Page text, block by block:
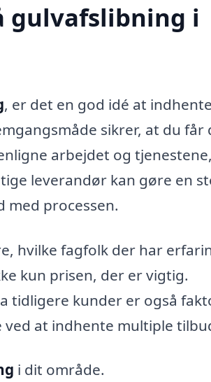
gulvafslibning i
, er det en god idé at
sikrer, at du får
arbejdet og
leverandør kan gøre en
med processen.
hvilke fagfolk der har
kun prisen, der er vigtig.
tidligere kunder er også
at indhente multiple
i dit område.